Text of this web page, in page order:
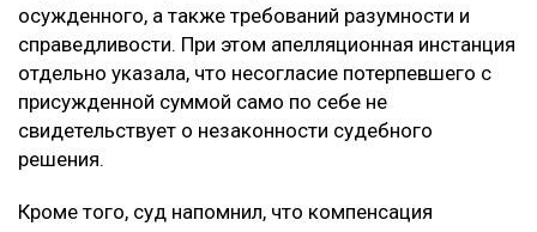
осужденного, а также требований разумности и
справедливости. При этом апелляционная инстанция
отдельно указала, что несогласие потерпевшего с
присужденной суммой само по себе не
свидетельствует о незаконности судебного
решения.
Кроме того, суд напомнил, что компенсация